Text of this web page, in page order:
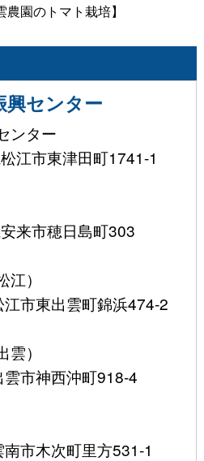
園のトマト栽培】
興センター
ンター
江市東津田町1741-1
来市穂日島町303
）
市東出雲町錦浜474-2
）
市神西沖町918-4
市木次町里方531-1